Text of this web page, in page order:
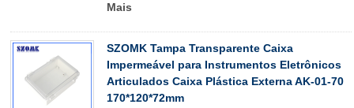
Mais
SZOMK Tampa Transparente Caixa
Impermeável para Instrumentos Eletrônicos
Articulados Caixa Plástica Externa AK-01-70
170*120*72mm